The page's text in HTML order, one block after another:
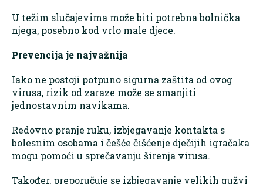
U težim slučajevima može biti potrebna bolnička
njega, posebno kod vrlo male djece.
Prevencija je najvažnija
Iako ne postoji potpuno sigurna zaštita od ovog
virusa, rizik od zaraze može se smanjiti
jednostavnim navikama.
Redovno pranje ruku, izbjegavanje kontakta s
bolesnim osobama i češće čišćenje dječijih igračaka
mogu pomoći u sprečavanju širenja virusa.
Također, preporučuje se izbjegavanje velikih gužvi